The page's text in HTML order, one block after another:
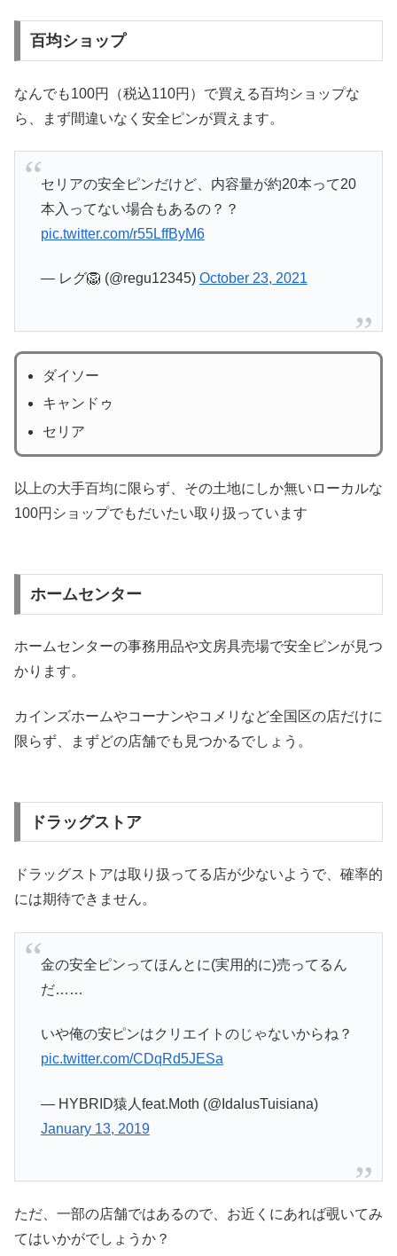
百均ショップ
なんでも100円（税込110円）で買える百均ショップな
ら、まず間違いなく安全ピンが買えます。
セリアの安全ピンだけど、内容量が約20本って20
本入ってない場合もあるの？？
pic.twitter.com/r55LffByM6
— レグ🦁 (@regu12345) October 23, 2021
ダイソー
キャンドゥ
セリア
以上の大手百均に限らず、その土地にしか無いローカルな
100円ショップでもだいたい取り扱っています
ホームセンター
ホームセンターの事務用品や文房具売場で安全ピンが見つ
かります。
カインズホームやコーナンやコメリなど全国区の店だけに
限らず、まずどの店舗でも見つかるでしょう。
ドラッグストア
ドラッグストアは取り扱ってる店が少ないようで、確率的
には期待できません。
金の安全ピンってほんとに(実用的に)売ってるん
だ……
いや俺の安ピンはクリエイトのじゃないからね？
pic.twitter.com/CDqRd5JESa
— HYBRID猿人feat.Moth (@IdalusTuisiana)
January 13, 2019
ただ、一部の店舗ではあるので、お近くにあれば覗いてみ
てはいかがでしょうか？